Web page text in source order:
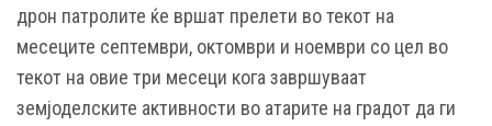
дрон патролите ќе вршат прелети во текот на
месеците септември, октомври и ноември со цел во
текот на овие три месеци кога завршуваат
земјоделските активности во атарите на градот да ги